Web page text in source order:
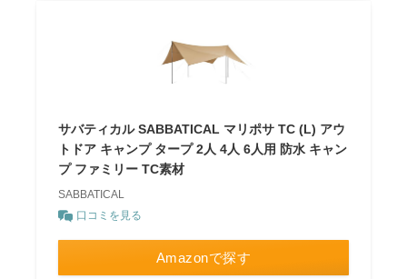
サバティカル SABBATICAL マリポサ TC (L) アウ
トドア キャンプ タープ 2人 4人 6人用 防水 キャン
プ ファミリー TC素材
SABBATICAL
口コミを見る
Amazonで探す